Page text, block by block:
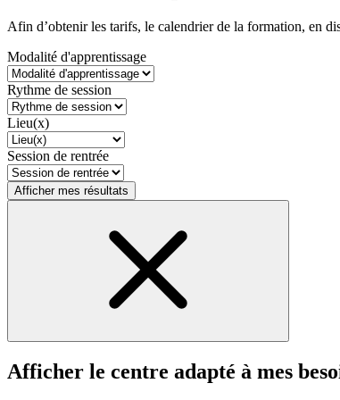
Afin d’obtenir les tarifs, le calendrier de la formation, en
Modalité d'apprentissage
Rythme de session
Lieu(x)
Session de rentrée
Afficher mes résultats
Afficher le centre adapté à mes